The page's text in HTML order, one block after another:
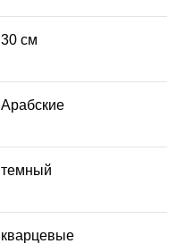
30 см
Арабские
темный
кварцевые